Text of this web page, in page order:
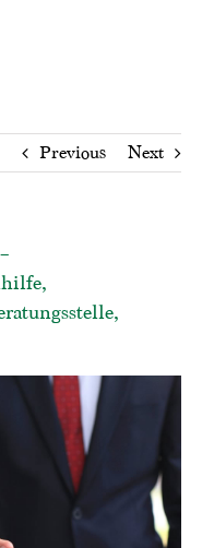
Previous Next